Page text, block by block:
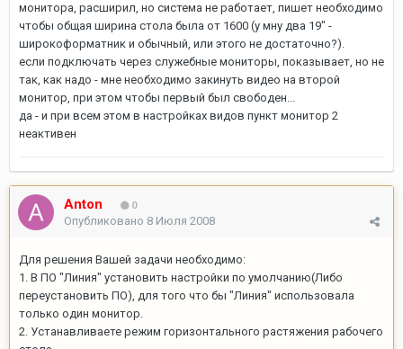
монитора, расширил, но система не работает, пишет необходимо
чтобы общая ширина стола была от 1600 (у мну два 19" -
широкоформатник и обычный, или этого не достаточно?).
если подключать через служебные мониторы, показывает, но не
так, как надо - мне необходимо закинуть видео на второй
монитор, при этом чтобы первый был свободен...
да - и при всем этом в настройках видов пункт монитор 2
неактивен
Anton 0
Опубликовано 8 Июля 2008
Для решения Вашей задачи необходимо:
1. В ПО "Линия" установить настройки по умолчанию(Либо
переустановить ПО), для того что бы "Линия" использовала
только один монитор.
2. Устанавливаете режим горизонтального растяжения рабочего